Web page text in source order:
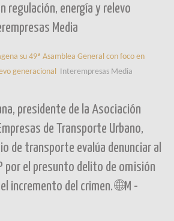
regulación, energía y relevo
Media
su 49ª Asamblea General con foco en
generacional Interempresas Media
presidente de la Asociación
de Transporte Urbano,
de transporte evalúa denunciar al
por el presunto delito de omisión
incremento del crimen. 🌐M -